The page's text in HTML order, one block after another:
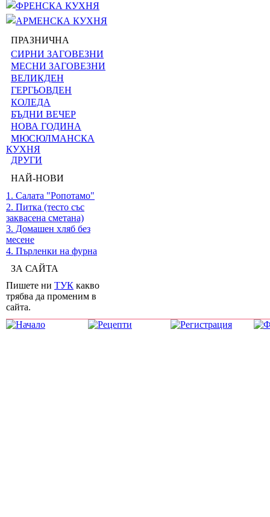
ФРЕНСКА КУХНЯ
АРМЕНСКА КУХНЯ
ПРАЗНИЧНА
СИРНИ ЗАГОВЕЗНИ
МЕСНИ ЗАГОВЕЗНИ
ВЕЛИКДЕН
ГЕРГЬОВДЕН
КОЛЕДА
БЪДНИ ВЕЧЕР
НОВА ГОДИНА
МЮСЮЛМАНСКА
КУХНЯ
ДРУГИ
НАЙ-НОВИ
1. Салата "Ропотамо"
2. Питка (тесто със
заквасена сметана)
3. Домашен хляб без
месене
4. Пърленки на фурна
ЗА САЙТА
Пишете ни ТУК какво
трябва да променим в
сайта.